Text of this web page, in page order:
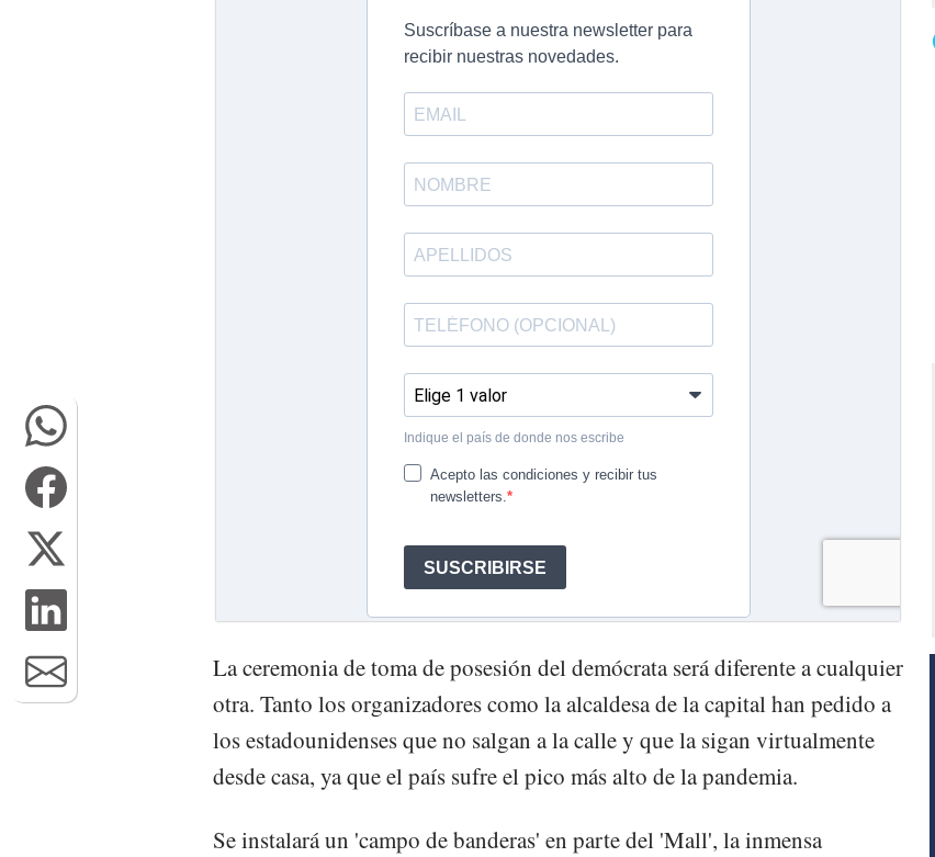
La ceremonia de toma de posesión del demócrata será diferente a cualquier
otra. Tanto los organizadores como la alcaldesa de la capital han pedido a
los estadounidenses que no salgan a la calle y que la sigan virtualmente
desde casa, ya que el país sufre el pico más alto de la pandemia.
Se instalará un 'campo de banderas' en parte del 'Mall', la inmensa